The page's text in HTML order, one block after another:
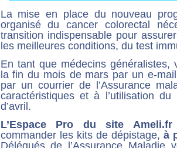
La mise en place du nouveau
organisé du cancer colorectal
transition indispensable pour
les meilleures conditions, du test
En tant que médecins généralistes,
la fin du mois de mars par un e-
par un courrier de l’Assurance
caractéristiques et à l’utilisation
d’avril.
L’Espace Pro du site Ameli.fr
commander les kits de dépistage, à
Délégués de l’Assurance Maladie